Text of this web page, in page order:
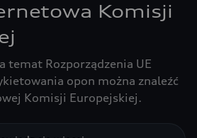
Komisji
temat Rozporządzenia UE
opon można znaleźć
Komisji Europejskiej.